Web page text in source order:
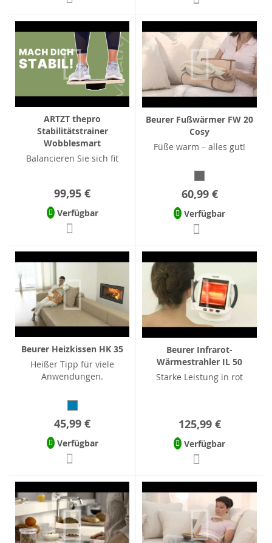
ARTZT thepro
Stabilitätstrainer
Wobblesmart
Balancieren Sie sich fit
99,95 €
Verfügbar
Beurer Fußwärmer FW 20
Cosy
Füße warm – alles gut!
60,99 €
Verfügbar
Beurer Heizkissen HK 35
Heißer Tipp für viele
Anwendungen.
45,99 €
Verfügbar
Beurer Infrarot-
Wärmestrahler IL 50
Starke Leistung in rot
125,99 €
Verfügbar